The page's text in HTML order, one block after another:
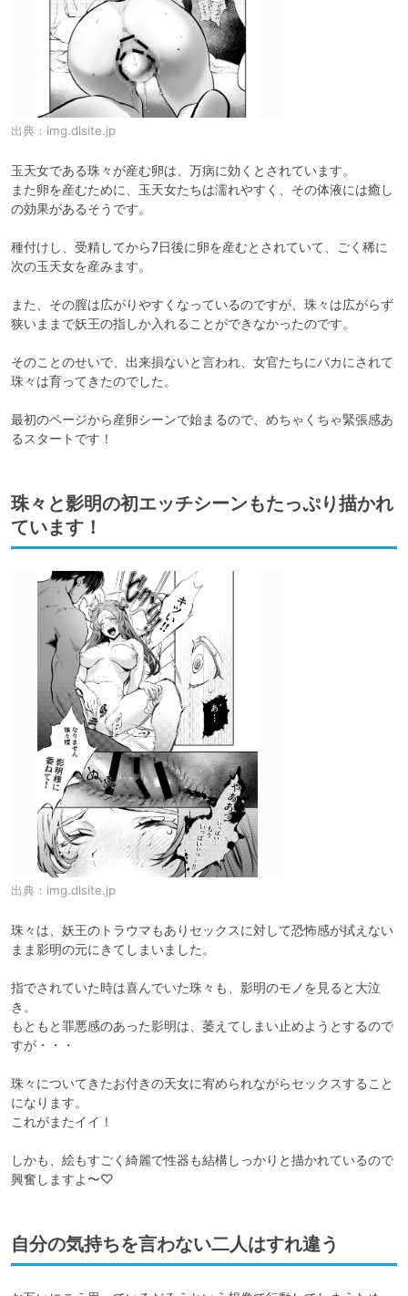
出典： img.dlsite.jp
玉天女である珠々が産む卵は、万病に効くとされています。
また卵を産むために、玉天女たちは濡れやすく、その体液には癒し
の効果があるそうです。
種付けし、受精してから7日後に卵を産むとされていて、ごく稀に
次の玉天女を産みます。
また、その膣は広がりやすくなっているのですが、珠々は広がらず
狭いままで妖王の指しか入れることができなかったのです。
そのことのせいで、出来損ないと言われ、女官たちにバカにされて
珠々は育ってきたのでした。
最初のページから産卵シーンで始まるので、めちゃくちゃ緊張感あ
るスタートです！
珠々と影明の初エッチシーンもたっぷり描かれ
ています！
出典： img.dlsite.jp
珠々は、妖王のトラウマもありセックスに対して恐怖感が拭えない
まま影明の元にきてしまいました。
指でされていた時は喜んでいた珠々も、影明のモノを見ると大泣
き。
もともと罪悪感のあった影明は、萎えてしまい止めようとするので
すが・・・
珠々についてきたお付きの天女に宥められながらセックスすること
になります。
これがまたイイ！
しかも、絵もすごく綺麗で性器も結構しっかりと描かれているので
興奮しますよ〜♡
自分の気持ちを言わない二人はすれ違う